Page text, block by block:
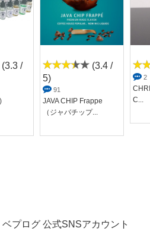
/
(3.4 /
5)
91
JAVA CHIP Frappe
（ジャバチップ...
2
C...
ベプログ 公式SNSアカウント